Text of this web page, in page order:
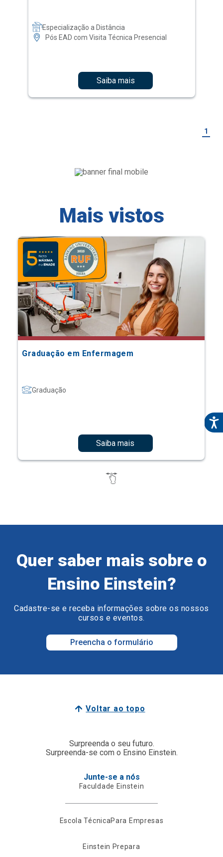
Especialização a Distância
Pós EAD com Visita Técnica Presencial
Saiba mais
1
Mais vistos
Graduação em Enfermagem
Graduação
Saiba mais
Quer saber mais sobre o
Ensino Einstein?
Cadastre-se e receba informações sobre os nossos
cursos e eventos.
Preencha o formulário
Voltar ao topo
Surpreenda o seu futuro.
Surpreenda-se com o Ensino Einstein.
Junte-se a nós
Faculdade Einstein
Escola TécnicaPara Empresas
Einstein Prepara